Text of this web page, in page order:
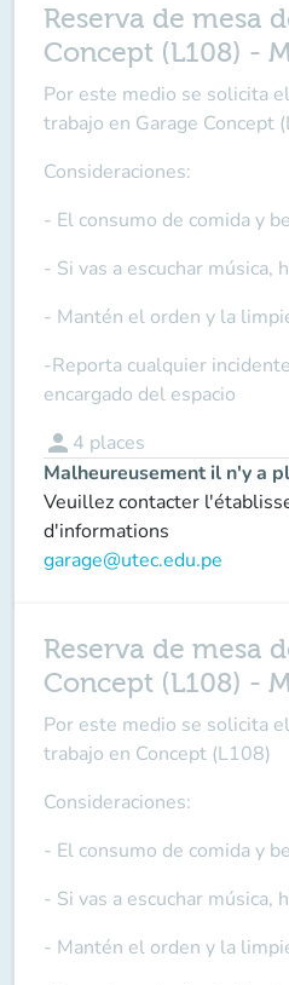
Reserva de mesa
Concept (L108) -
Por este medio se solicita
trabajo en Garage Concept
Consideraciones:
- El consumo de comida y
- Si vas a escuchar música,
- Mantén el orden y la
-Reporta cualquier
encargado del espacio
person 4 places
Malheureusement il n'y a
Veuillez contacter
d'informations
garage@utec.edu.pe
Reserva de mesa
Concept (L108) -
Por este medio se solicita
trabajo en Concept (L108)
Consideraciones:
- El consumo de comida y
- Si vas a escuchar música,
- Mantén el orden y la